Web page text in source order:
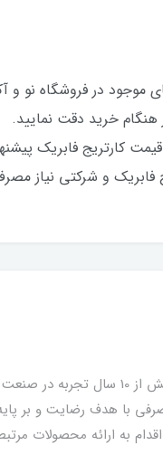
موجود در فروشگاه نو
هنگام خرید دقت نمایید.
قیمت کارتریج فابریک
و شرکتی نیاز
شرکت اداری یدک با بیش از 10 سال تجربه در صنعت
با هدف رضایت و بر
به ارائه محصولات